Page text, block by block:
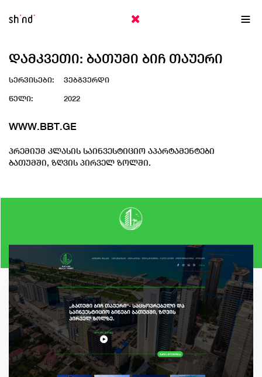
ᲓᲐᲛᲙᲕᲔᲗᲘ: ᲑᲐᲗᲣᲛᲘ ᲑᲘᲩ ᲗᲐᲣᲔᲠᲘ
სერვისები: ვებგვერდი
წელი: 2022
WWW.BBT.GE
პრემიუმ კლასის საინვესტიციო აპარტამენტები
ბათუმში, ზღვის პირველ ზოლში.